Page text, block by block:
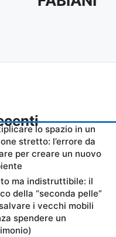
lo spazio in un
stretto: l’errore da
per creare un nuovo
ma indistruttibile: il
della “seconda pelle”
i vecchi mobili
spendere un